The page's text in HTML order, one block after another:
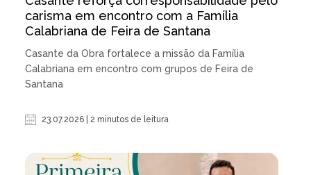
carisma em encontro com a Família
Calabriana de Feira de Santana
Casante da Obra fortalece a missão da Família
Calabriana em encontro com grupos de Feira de
Santana
23.07.2026 | 2 minutos de leitura